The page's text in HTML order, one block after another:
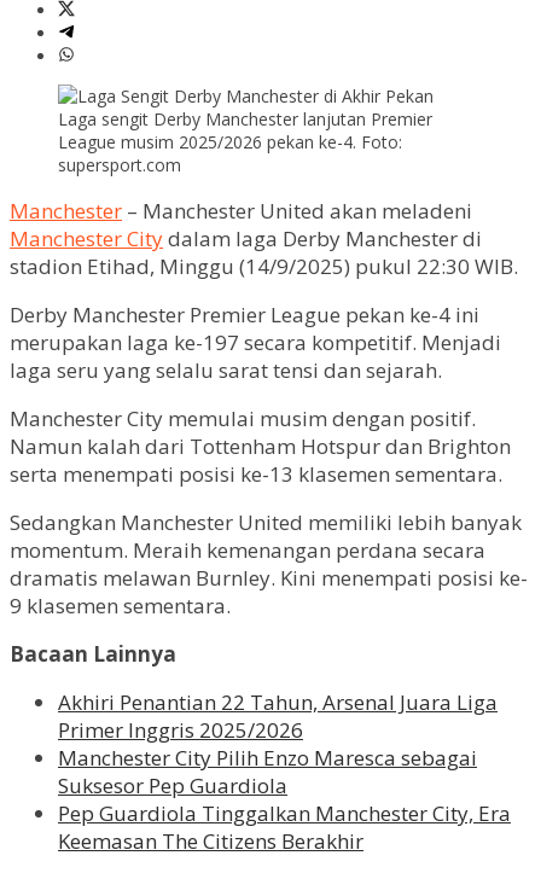
Laga sengit Derby Manchester lanjutan Premier
League musim 2025/2026 pekan ke-4. Foto:
supersport.com
Manchester – Manchester United akan meladeni
Manchester Citydalam laga Derby Manchester di
stadion Etihad, Minggu (14/9/2025) pukul 22:30 WIB.
Derby Manchester Premier League pekan ke-4 ini
merupakan laga ke-197 secara kompetitif. Menjadi
laga seru yang selalu sarat tensi dan sejarah.
Manchester City memulai musim dengan positif.
Namun kalah dari Tottenham Hotspur dan Brighton
serta menempati posisi ke-13 klasemen sementara.
Sedangkan Manchester United memiliki lebih banyak
momentum. Meraih kemenangan perdana secara
dramatis melawan Burnley. Kini menempati posisi ke-
9 klasemen sementara.
Bacaan Lainnya
Akhiri Penantian 22 Tahun, Arsenal Juara Liga
Primer Inggris 2025/2026
Manchester City Pilih Enzo Maresca sebagai
Suksesor Pep Guardiola
Pep Guardiola Tinggalkan Manchester City, Era
Keemasan The Citizens Berakhir